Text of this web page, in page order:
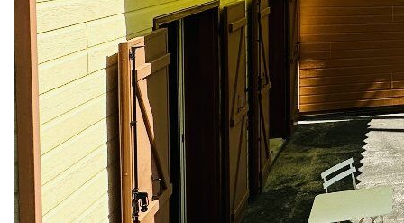
d'été de 70m² sur 2 niveaux.
5 chambres dont une au rez de chaussée avec s d'eau
wc,grande piéce a vivre avec cuisine ouverte 73m². Les
informations sur les risques auxquels ce bien est exposé
sont disponibles sur le site Géorisques :
www.georisques.gouv.fr »
Nous contacter
Diagnostics énergétiques